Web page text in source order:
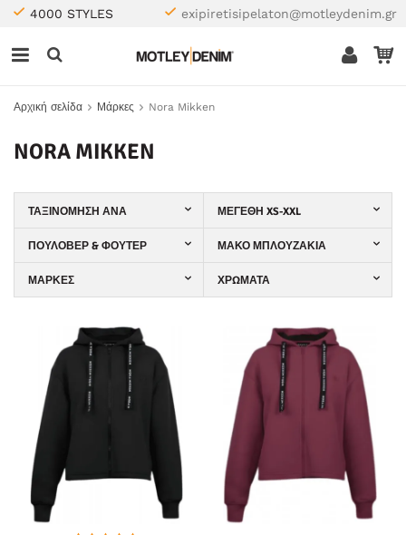
4000 STYLES exipiretisipelaton@motleydenim.gr
Αρχική σελίδα Μάρκες Nora Mikken
NORA MIKKEN
ΤΑΞΙΝΌΜΗΣΗ ΑΝΆ ΜΕΓΈΘΗ XS-XXL
ΠΟΥΛΌΒΕΡ & ΦΟΎΤΕΡ ΜΑΚΌ ΜΠΛΟΥΖΆΚΙΑ
ΜΆΡΚΕΣ ΧΡΏΜΑΤΑ